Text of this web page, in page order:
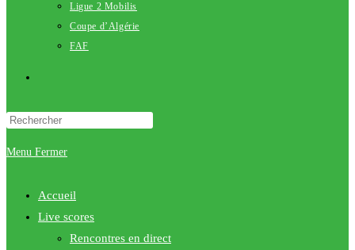
Ligue 2 Mobilis
Coupe d’Algérie
FAF
website
Menu Fermer
Accueil
Live scores
Rencontres en direct